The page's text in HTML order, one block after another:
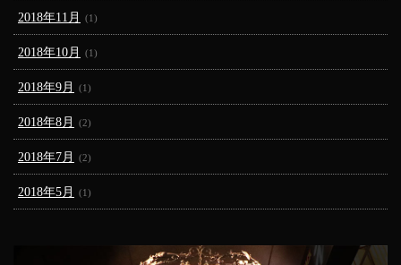
2018年11月 (1)
2018年10月 (1)
2018年9月 (1)
2018年8月 (2)
2018年7月 (2)
2018年5月 (1)